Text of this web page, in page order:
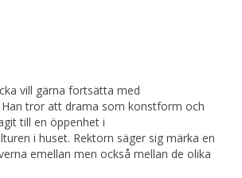
vill gärna fortsätta med
tror att drama som konstform och
till en öppenhet i
i huset. Rektorn säger sig märka en
emellan men också mellan de olika